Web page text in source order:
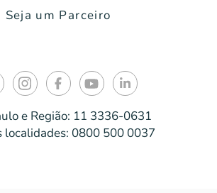
Seja um Parceiro
e Região: 11 3336-0631
localidades: 0800 500 0037